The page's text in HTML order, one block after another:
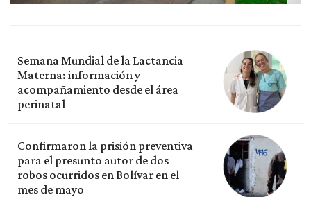
Semana Mundial de la Lactancia
Materna: información y
acompañamiento desde el área
perinatal
Confirmaron la prisión preventiva
para el presunto autor de dos
robos ocurridos en Bolívar en el
mes de mayo